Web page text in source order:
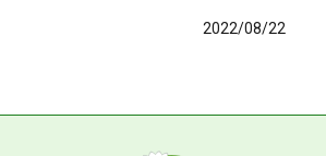
2022/08/22